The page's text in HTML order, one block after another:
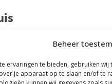
Beheer
ervaringen te bieden, gebruiken
je apparaat op te slaan en/of te
op basis van meer dan